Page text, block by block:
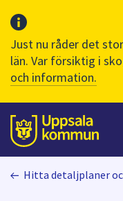
Just nu råder det
län. Var försiktig i
och information.
Till sidans
huvudinnehåll
Hitta detaljplaner